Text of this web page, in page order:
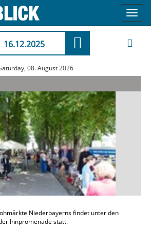
16.12.2025
08. August 2026
Niederbayerns findet unter den
Innpromenade statt.